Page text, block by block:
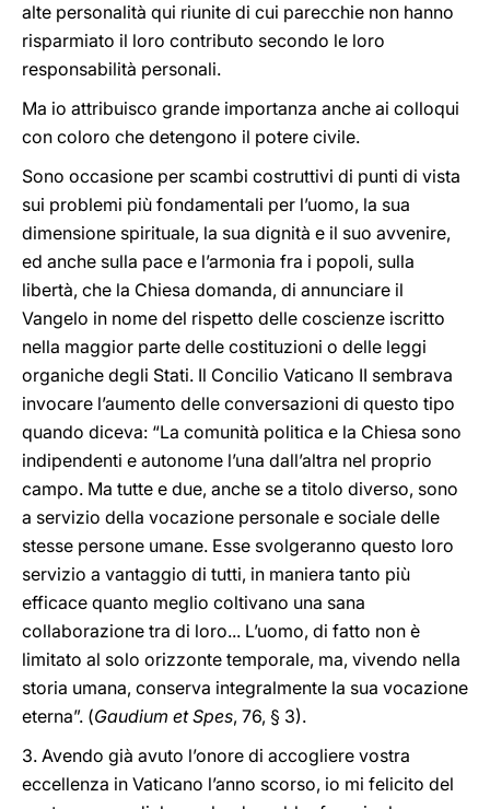
alte personalità qui riunite di cui parecchie non hanno
risparmiato il loro contributo secondo le loro
responsabilità personali.
Ma io attribuisco grande importanza anche ai colloqui
con coloro che detengono il potere civile.
Sono occasione per scambi costruttivi di punti di vista
sui problemi più fondamentali per l’uomo, la sua
dimensione spirituale, la sua dignità e il suo avvenire,
ed anche sulla pace e l’armonia fra i popoli, sulla
libertà, che la Chiesa domanda, di annunciare il
Vangelo in nome del rispetto delle coscienze iscritto
nella maggior parte delle costituzioni o delle leggi
organiche degli Stati. Il Concilio Vaticano II sembrava
invocare l’aumento delle conversazioni di questo tipo
quando diceva: “La comunità politica e la Chiesa sono
indipendenti e autonome l’una dall’altra nel proprio
campo. Ma tutte e due, anche se a titolo diverso, sono
a servizio della vocazione personale e sociale delle
stesse persone umane. Esse svolgeranno questo loro
servizio a vantaggio di tutti, in maniera tanto più
efficace quanto meglio coltivano una sana
collaborazione tra di loro... L’uomo, di fatto non è
limitato al solo orizzonte temporale, ma, vivendo nella
storia umana, conserva integralmente la sua vocazione
eterna”. (Gaudium et Spes, 76, § 3).
3. Avendo già avuto l’onore di accogliere vostra
eccellenza in Vaticano l’anno scorso, io mi felicito del